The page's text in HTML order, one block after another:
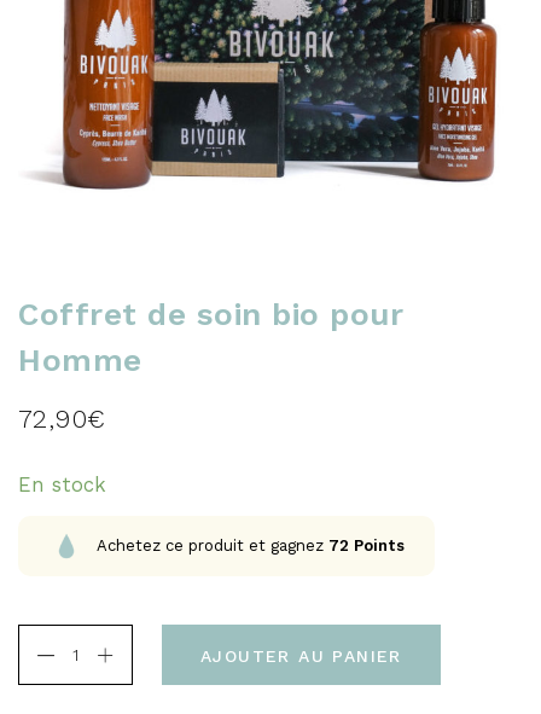
Coffret de soin bio pour
Homme
72,90€
En stock
Achetez ce produit et gagnez 72 Points
AJOUTER AU PANIER